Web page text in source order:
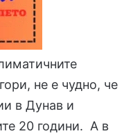
не е чудно, че
в Дунав и
20 години. А в